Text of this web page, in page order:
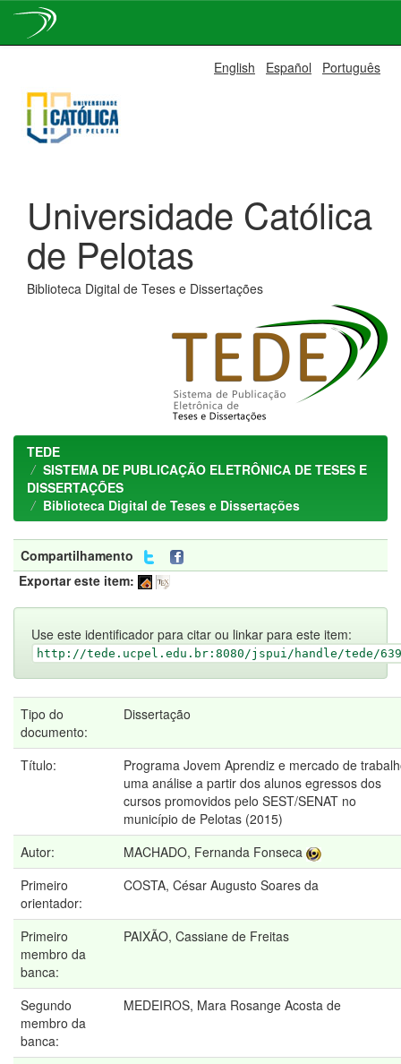
English Español Português
Universidade Católica
de Pelotas
Biblioteca Digital de Teses e Dissertações
TEDE
SISTEMA DE PUBLICAÇÃO ELETRÔNICA DE TESES E
DISSERTAÇÕES
Biblioteca Digital de Teses e Dissertações
Compartilhamento
Exportar este item:
Use este identificador para citar ou linkar para este item:
http://tede.ucpel.edu.br:8080/jspui/handle/tede/639
Tipo do
documento:
Dissertação
Título:
Programa Jovem Aprendiz e mercado de
uma análise a partir dos alunos egressos dos
cursos promovidos pelo SEST/SENAT no
município de Pelotas (2015)
Autor:
MACHADO, Fernanda Fonseca
Primeiro
orientador:
COSTA, César Augusto Soares da
Primeiro
membro da
banca:
PAIXÃO, Cassiane de Freitas
Segundo
membro da
banca:
MEDEIROS, Mara Rosange Acosta de